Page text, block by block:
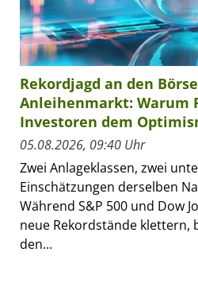
Rekordjagd an den
Anleihenmarkt: Warum
Investoren dem
05.08.2026, 09:40 Uhr
Zwei Anlageklassen, zwei
Einschätzungen derselben
Während S&P 500 und Dow
neue Rekordstände klettern,
den...